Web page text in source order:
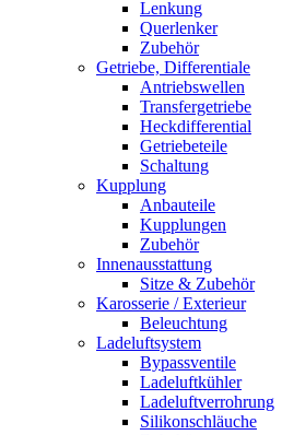
Lenkung
Querlenker
Zubehör
Getriebe, Differentiale
Antriebswellen
Transfergetriebe
Heckdifferential
Getriebeteile
Schaltung
Kupplung
Anbauteile
Kupplungen
Zubehör
Innenausstattung
Sitze & Zubehör
Karosserie / Exterieur
Beleuchtung
Ladeluftsystem
Bypassventile
Ladeluftkühler
Ladeluftverrohrung
Silikonschläuche